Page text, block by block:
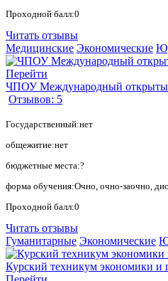
Проходной балл:0
Читать отзывы
Медицинские Экономические
Перейти
ЧПОУ Международный
Отзывов: 5
Государственный:нет
общежитие:нет
бюджетные места:?
форма обучения:Очно, очно-заочно,
Проходной балл:0
Читать отзывы
Гуманитарные Экономические